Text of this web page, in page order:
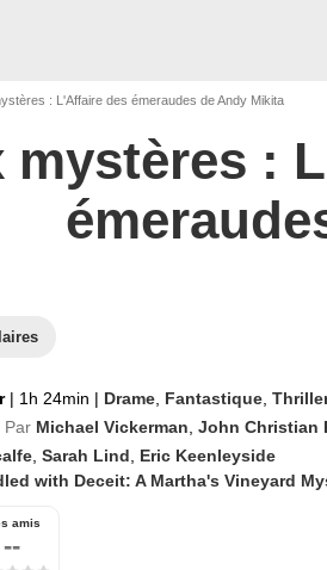
: L'Affaire des émeraudes de Andy Mikita
mystères :
| 1h 24min | Drame Fantastique
Par Michael Vickerman John Christian
Sarah Lind
Eric Keenleyside
with Deceit: A Martha's Vineyard
amis
--